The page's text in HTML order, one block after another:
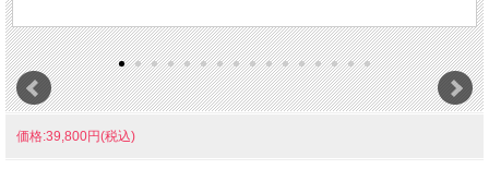
価格:39,800円(税込)